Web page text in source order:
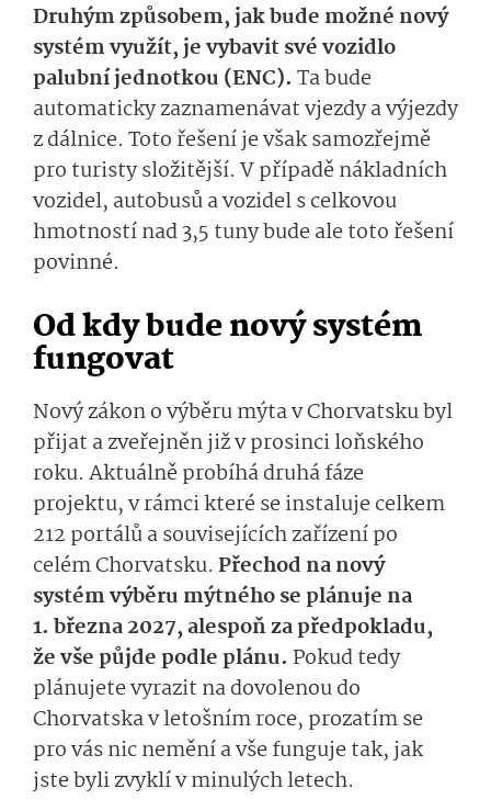
Druhým způsobem, jak bude možné nový
systém využít, je vybavit své vozidlo
palubní jednotkou (ENC). Ta bude
automaticky zaznamenávat vjezdy a výjezdy
z dálnice. Toto řešení je však samozřejmě
pro turisty složitější. V případě nákladních
vozidel, autobusů a vozidel s celkovou
hmotností nad 3,5 tuny bude ale toto řešení
povinné.
Od kdy bude nový systém
fungovat
Nový zákon o výběru mýta v Chorvatsku byl
přijat a zveřejněn již v prosinci loňského
roku. Aktuálně probíhá druhá fáze
projektu, v rámci které se instaluje celkem
212 portálů a souvisejících zařízení po
celém Chorvatsku. Přechod na nový
systém výběru mýtného se plánuje na
1. března 2027, alespoň za předpokladu,
že vše půjde podle plánu. Pokud tedy
plánujete vyrazit na dovolenou do
Chorvatska v letošním roce, prozatím se
pro vás nic nemění a vše funguje tak, jak
jste byli zvyklí v minulých letech.